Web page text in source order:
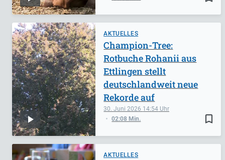
AKTUELLES
bookmark_border
30. Juni 2026 14:54
02:08 Min.
Champion-Tree:
Rotbuche Rohanii aus
Ettlingen stellt
deutschlandweit neue
Rekorde auf
AKTUELLES